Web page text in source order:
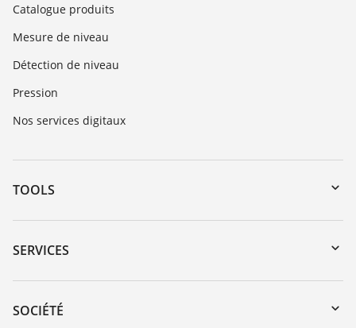
Catalogue produits
Mesure de niveau
Détection de niveau
Pression
Nos services digitaux
TOOLS
Téléchargements
Recherche par numéro de série
DTM Collection/PACTware
SERVICES
Retour d'appareil
Formations
SOCIÉTÉ